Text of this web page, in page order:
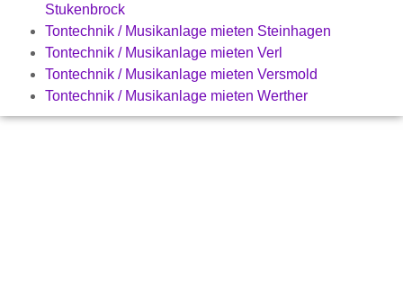
Stukenbrock
Tontechnik / Musikanlage mieten Steinhagen
Tontechnik / Musikanlage mieten Verl
Tontechnik / Musikanlage mieten Versmold
Tontechnik / Musikanlage mieten Werther